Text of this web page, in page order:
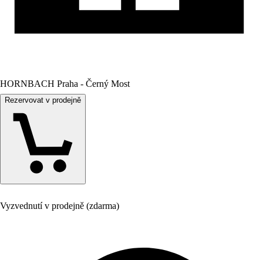
HORNBACH Praha - Černý Most
Rezervovat v prodejně
Vyzvednutí v prodejně (zdarma)